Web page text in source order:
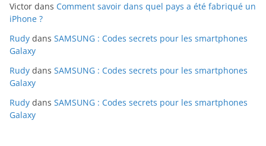
Victor dans Comment savoir dans quel pays a été fabriqué un
iPhone ?
Rudy dans SAMSUNG : Codes secrets pour les smartphones
Galaxy
Rudy dans SAMSUNG : Codes secrets pour les smartphones
Galaxy
Rudy dans SAMSUNG : Codes secrets pour les smartphones
Galaxy